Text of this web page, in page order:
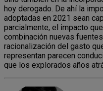
hoy derogado. De ahí la
adoptadas en 2021 sean
parcialmente, el impacto
combinación nuevas
racionalización del gasto
representan parecen
que los explorados años